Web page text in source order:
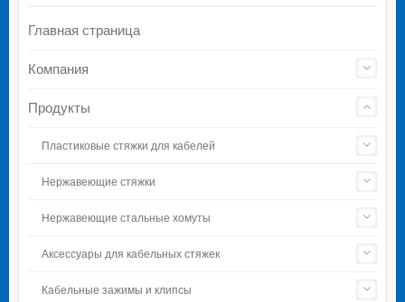
Главная страница
Компания
Продукты
Пластиковые стяжки для кабелей
Нержавеющие стяжки
Нержавеющие стальные хомуты
Аксессуары для кабельных стяжек
Кабельные зажимы и клипсы